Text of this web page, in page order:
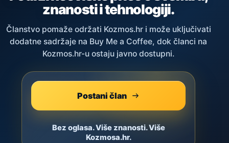
znanosti i tehnologiji.
Članstvo pomaže održati Kozmos.hr i može uključivati
dodatne sadržaje na Buy Me a Coffee, dok članci na
Kozmos.hr-u ostaju javno dostupni.
Postani član
Bez oglasa. Više znanosti. Više
Kozmosa.hr.